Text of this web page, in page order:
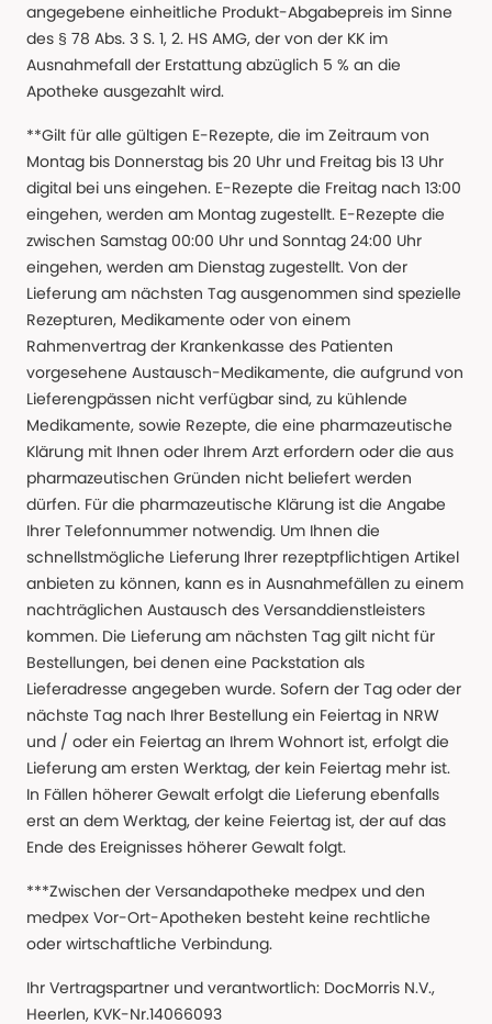
angegebene einheitliche Produkt-Abgabepreis im Sinne
des § 78 Abs. 3 S. 1, 2. HS AMG, der von der KK im
Ausnahmefall der Erstattung abzüglich 5 % an die
Apotheke ausgezahlt wird.
**Gilt für alle gültigen E-Rezepte, die im Zeitraum von
Montag bis Donnerstag bis 20 Uhr und Freitag bis 13 Uhr
digital bei uns eingehen. E-Rezepte die Freitag nach 13:00
eingehen, werden am Montag zugestellt. E-Rezepte die
zwischen Samstag 00:00 Uhr und Sonntag 24:00 Uhr
eingehen, werden am Dienstag zugestellt. Von der
Lieferung am nächsten Tag ausgenommen sind spezielle
Rezepturen, Medikamente oder von einem
Rahmenvertrag der Krankenkasse des Patienten
vorgesehene Austausch-Medikamente, die aufgrund von
Lieferengpässen nicht verfügbar sind, zu kühlende
Medikamente, sowie Rezepte, die eine pharmazeutische
Klärung mit Ihnen oder Ihrem Arzt erfordern oder die aus
pharmazeutischen Gründen nicht beliefert werden
dürfen. Für die pharmazeutische Klärung ist die Angabe
Ihrer Telefonnummer notwendig. Um Ihnen die
schnellstmögliche Lieferung Ihrer rezeptpflichtigen Artikel
anbieten zu können, kann es in Ausnahmefällen zu einem
nachträglichen Austausch des Versanddienstleisters
kommen. Die Lieferung am nächsten Tag gilt nicht für
Bestellungen, bei denen eine Packstation als
Lieferadresse angegeben wurde. Sofern der Tag oder der
nächste Tag nach Ihrer Bestellung ein Feiertag in NRW
und / oder ein Feiertag an Ihrem Wohnort ist, erfolgt die
Lieferung am ersten Werktag, der kein Feiertag mehr ist.
In Fällen höherer Gewalt erfolgt die Lieferung ebenfalls
erst an dem Werktag, der keine Feiertag ist, der auf das
Ende des Ereignisses höherer Gewalt folgt.
***Zwischen der Versandapotheke medpex und den
medpex Vor-Ort-Apotheken besteht keine rechtliche
oder wirtschaftliche Verbindung.
Ihr Vertragspartner und verantwortlich: DocMorris N.V.,
Heerlen, KVK-Nr.14066093